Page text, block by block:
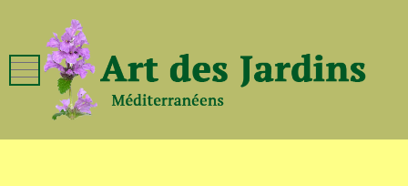
Mobile Menu Toggle